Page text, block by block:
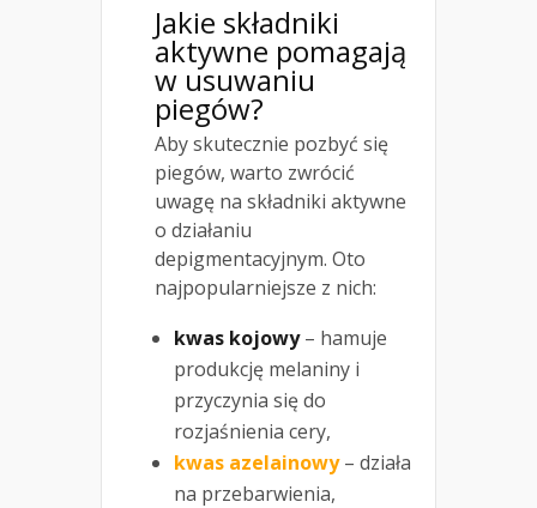
Jakie składniki
aktywne pomagają
w usuwaniu
piegów?
Aby skutecznie pozbyć się
piegów, warto zwrócić
uwagę na składniki aktywne
o działaniu
depigmentacyjnym. Oto
najpopularniejsze z nich:
kwas kojowy– hamuje
produkcję melaniny i
przyczynia się do
rozjaśnienia cery,
kwas azelainowy– działa
na przebarwienia,